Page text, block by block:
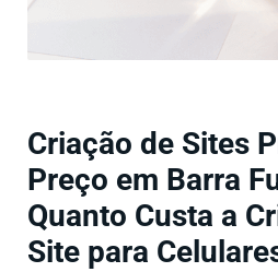
Criação de Sites
Preço em Barra
Quanto Custa a
Site para